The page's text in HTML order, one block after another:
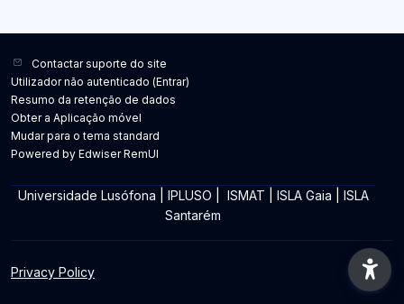
Contactar suporte do site
Utilizador não autenticado (Entrar)
Resumo da retenção de dados
Obter a Aplicação móvel
Mudar para o tema standard
Powered by Edwiser RemUI
Universidade Lusófona IPLUSO ISMAT ISLA Gaia
ISLA
Santarém
Privacy Policy